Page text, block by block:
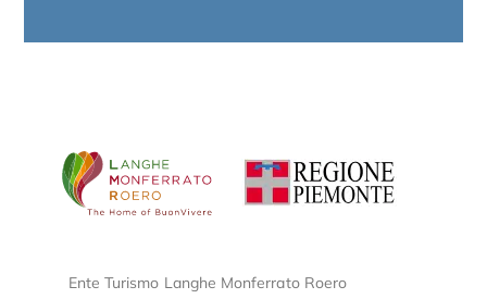
Ente Turismo Langhe Monferrato Roero